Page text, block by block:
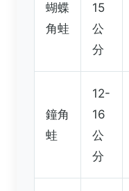
蝴蝶
角蛙
15
公
分
鐘角
蛙
12-
16
公
分